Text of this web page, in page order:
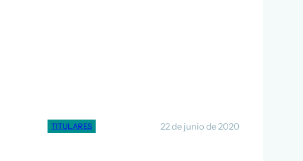
TITULARES 22 de junio de 2020